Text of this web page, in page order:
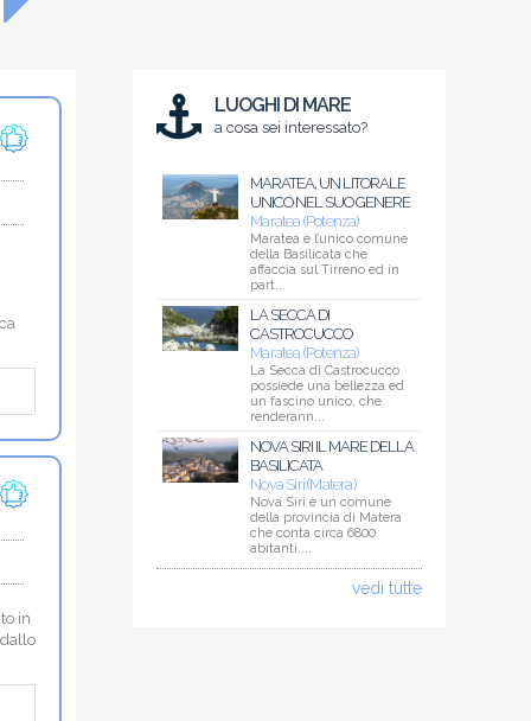
in
LUOGHI DI MARE
a cosa sei interessato?
MARATEA, UN LITORALE
UNICO NEL SUO GENERE
Maratea (Potenza)
Maratea è l’unico comune
della Basilicata che
affaccia sul Tirreno ed in
part...
LA SECCA DI
CASTROCUCCO
Maratea (Potenza)
La Secca di Castrocucco
possiede una bellezza ed
un fascino unico, che
renderann...
NOVA SIRI IL MARE DELLA
BASILICATA
Nova Siri (Matera)
Nova Siri è un comune
della provincia di Matera
che conta circa 6800
abitanti....
vedi tutte